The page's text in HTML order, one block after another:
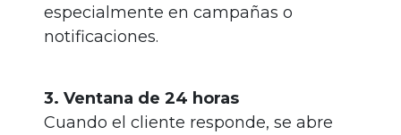
especialmente en campañas o
notificaciones.
3. Ventana de 24 horas
Cuando el cliente responde, se abre